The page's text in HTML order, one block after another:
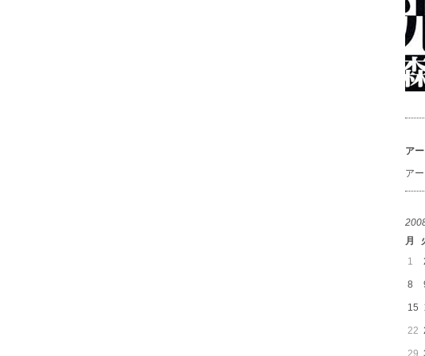
ア
ア
月
1
8
15
22
29